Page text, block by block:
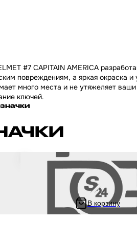
#7 CAPITAIN AMERICA
повреждениям, а яркая
много места и не утяжеляет
ключей.
в
Брелок для ключей на мотоцикл и
форме шлема HELMET #42
420 ₽ В корзину